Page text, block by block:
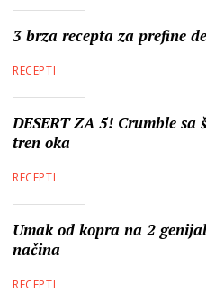
3 brza recepta za prefine
RECEPTI
DESERT ZA 5! Crumble sa
tren oka
RECEPTI
Umak od kopra na 2
načina
RECEPTI